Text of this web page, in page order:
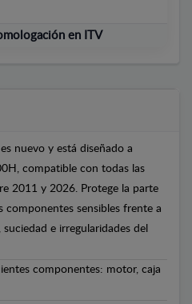
en ITV
nuevo y está diseñado a
compatible con todas las
2011 y 2026. Protege la parte
componentes sensibles frente a
e irregularidades del
componentes: motor, caja